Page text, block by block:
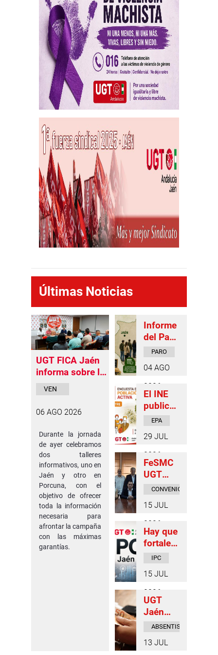
Últimas Noticias
UGT FICA Jaén
informa sobre la
vendimia
VEN
A
06 AGO 2026
Durante la jornada
de ayer celebramos
dos talleres
informativos, uno en
Jaén y otro en
Porcuna, con el
objetivo de ofrecer
toda la información
necesaria para
afrontar la campaña
con las máximas
garantías.
Informe
del Paro
registra
Julio de
2026
PARO
04 AGO
2026
El INE
publica
los
relativo
s a la
EPA del
segund
trimestr
e 2026
EPA
29 JUL
2026
FeSMC
UGT
Jaén y
Servicio
s firman
el nuevo
Conveni
o de
Hosteler
ía de
Jaén,
que
benefici
ará a
más de
CONVENIO
15 JUL
2026
Hay que
fortalec
er a las
ías
domésti
cas y
alcanzar
un
increme
nto
IPC
15 JUL
2026
UGT
Jaén
rechaza
confund
ABSENTISMO
13 JUL